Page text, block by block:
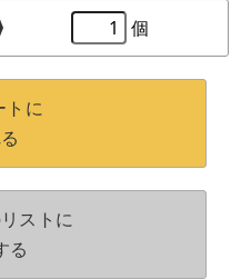
個
トに
ストに
る